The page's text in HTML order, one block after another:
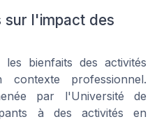
sur l'impact des
bienfaits des activités
professionnel.
par l'Université de
à des activités en